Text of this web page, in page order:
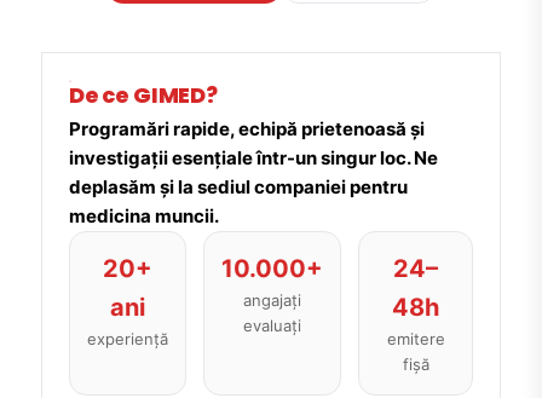
De ce GIMED?
Programări rapide, echipă prietenoasă și
investigații esențiale într-un singur loc. Ne
deplasăm și la sediul companiei pentru
medicina muncii.
20+
ani
experiență
10.000+
angajați
evaluați
24–
48h
emitere
fișă